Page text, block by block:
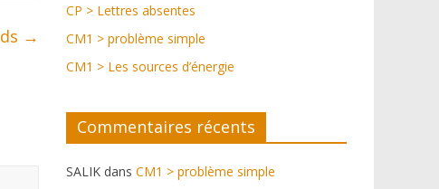
→
CP > Lettres absentes
CM1 > problème simple
CM1 > Les sources d’énergie
Commentaires récents
SALIK dans CM1 > problème simple